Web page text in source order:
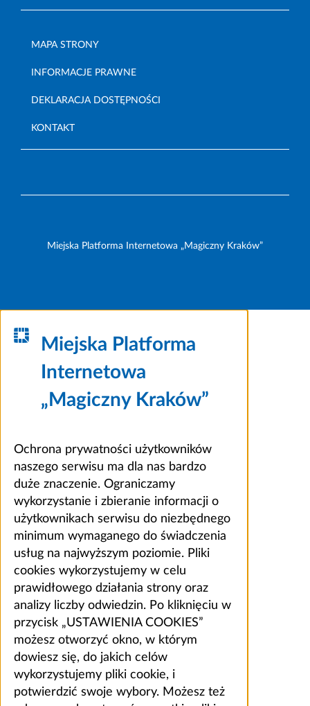
MAPA STRONY
INFORMACJE PRAWNE
DEKLARACJA DOSTĘPNOŚCI
KONTAKT
Miejska Platforma Internetowa „Magiczny Kraków”
Miejska Platforma
Internetowa
„Magiczny Kraków”
Ochrona prywatności użytkowników
naszego serwisu ma dla nas bardzo
duże znaczenie. Ograniczamy
wykorzystanie i zbieranie informacji o
użytkownikach serwisu do niezbędnego
minimum wymaganego do świadczenia
usług na najwyższym poziomie. Pliki
cookies wykorzystujemy w celu
prawidłowego działania strony oraz
analizy liczby odwiedzin. Po kliknięciu w
przycisk „USTAWIENIA COOKIES”
możesz otworzyć okno, w którym
dowiesz się, do jakich celów
wykorzystujemy pliki cookie, i
potwierdzić swoje wybory. Możesz też